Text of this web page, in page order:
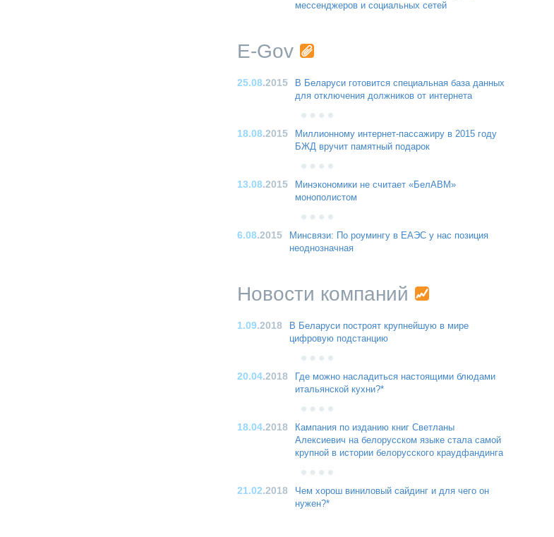
мессенджеров и социальных сетей
E-Gov
25.08.2015
В Беларуси готовится специальная база данных
для отключения должников от интернета
18.08.2015
Миллионному интернет-пассажиру в 2015 году
БЖД вручит памятный подарок
13.08.2015
Минэкономики не считает «БелАВМ»
монополистом
6.08.2015
Минсвязи: По роумингу в ЕАЭС у нас позиция
неоднозначная
Новости компаний
1.09.2018
В Беларуси построят крупнейшую в мире
цифровую подстанцию
20.04.2018
Где можно насладиться настоящими блюдами
итальянской кухни?*
18.04.2018
Кампания по изданию книг Светланы
Алексиевич на белорусском языке стала самой
крупной в истории белорусского краудфандинга
21.02.2018
Чем хорош виниловый сайдинг и для чего он
нужен?*